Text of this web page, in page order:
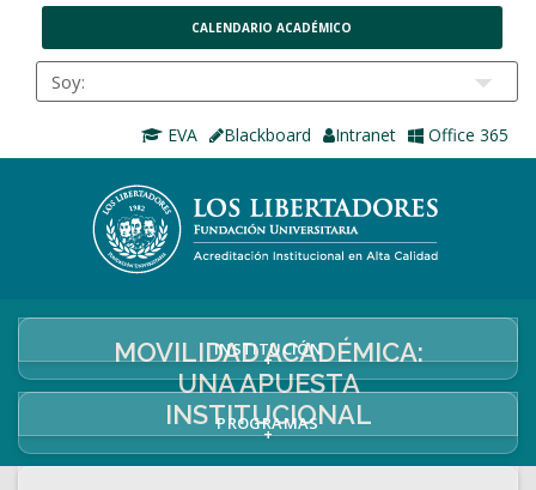
CALENDARIO ACADÉMICO
EVA Blackboard Intranet Office 365
INSTITUCIÓN
+
PROGRAMAS
+
MOVILIDAD ACADÉMICA:
UNA APUESTA
INSTITUCIONAL